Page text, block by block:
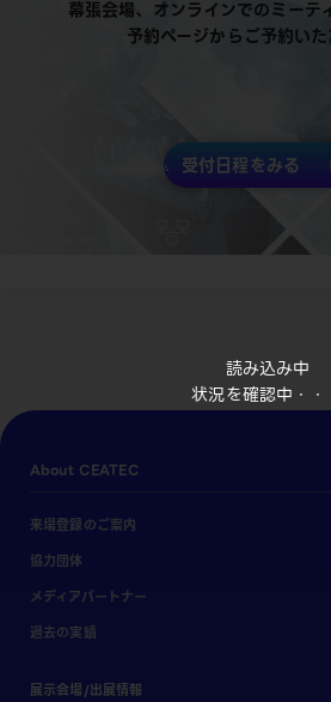
読み込み中
状況を確認中・・
幕張会場、オンラインでのミーテ
予約ページからご予約いた
受付日程をみる
About CEATEC
来場登録のご案内
協力団体
メディアパートナー
過去の実績
展示会場/出展情報